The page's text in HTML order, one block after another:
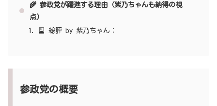
🌾 参政党が躍進する理由（紫乃ちゃんも納得の視
点）
🎴 総評 by 紫乃ちゃん：
参政党の概要